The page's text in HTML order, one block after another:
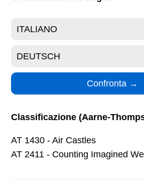
Classificazione (Aarne-
AT 1430 - Air Castles
AT 2411 - Counting Imagined